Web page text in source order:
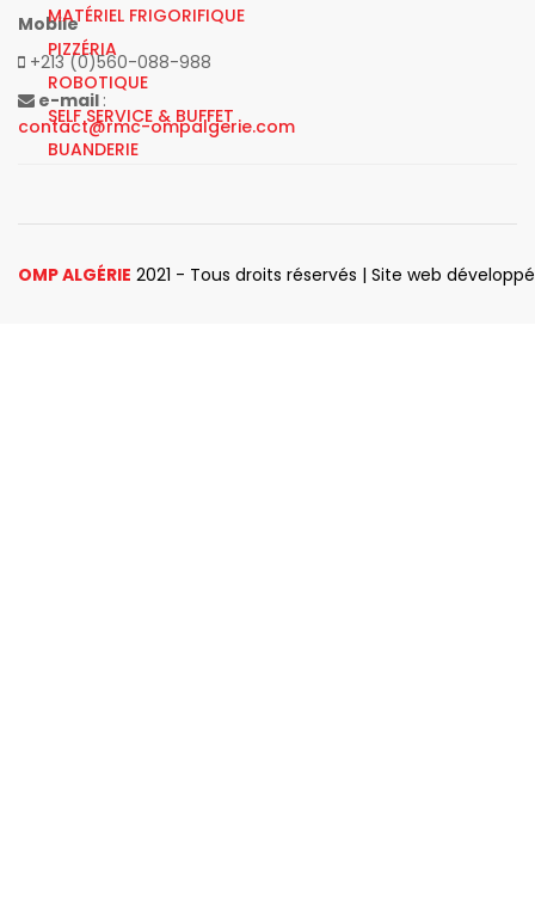
MATÉRIEL FRIGORIFIQUE
PIZZÉRIA
ROBOTIQUE
SELF SERVICE & BUFFET
BUANDERIE
Mobile
+213 (0)560-088-988
e-mail :
contact@rmc-ompalgerie.com
OMP ALGÉRIE 2021 - Tous droits réservés | Site web